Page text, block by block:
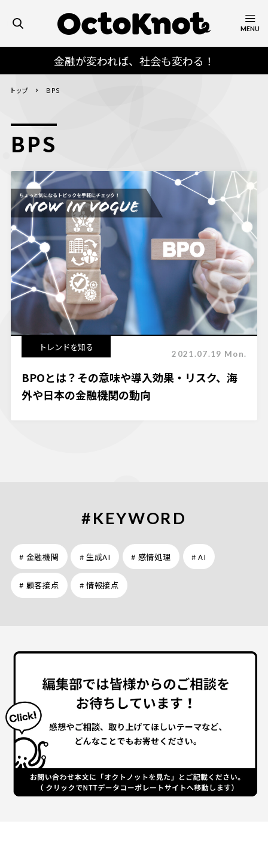
金融が変われば、社会も変わる！
MENU
トップ BPS
BPS
トレンドを知る
2021.07.19 Mon.
BPOとは？その意味や導入効果・リスク、海
外や日本の金融機関の動向
#KEYWORD
# 金融機関 # 生成AI # 感情処理 # AI
# 顧客接点 # 情報接点